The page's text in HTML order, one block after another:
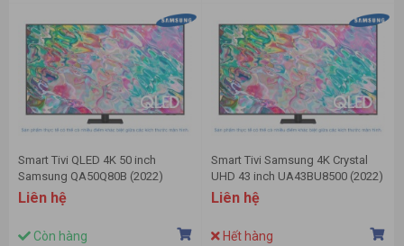
Smart Tivi QLED 4K 50 inch
Samsung QA50Q80B (2022)
Liên hệ
Còn hàng
Smart Tivi Samsung 4K Crystal
UHD 43 inch UA43BU8500 (2022)
Liên hệ
Hết hàng